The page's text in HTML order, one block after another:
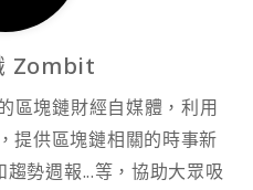
Zombit
區塊鏈財經自媒體，利用
提供區塊鏈相關的時事新
勢週報...等，協助大眾吸